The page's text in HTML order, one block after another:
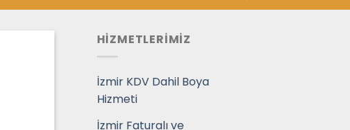
HİZMETLERİMİZ
İzmir KDV Dahil Boya
Hizmeti
İzmir Faturalı ve